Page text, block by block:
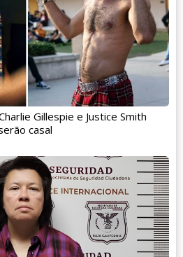
Gillespie e Justice Smith
casal